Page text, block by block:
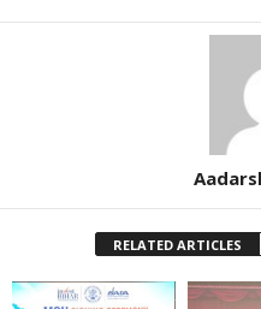
RELATED ARTICLES